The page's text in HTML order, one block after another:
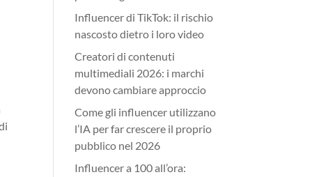
Influencer di TikTok: il rischio
nascosto dietro i loro video
Creatori di contenuti
multimediali 2026: i marchi
devono cambiare approccio
Come gli influencer utilizzano
l’IA per far crescere il proprio
pubblico nel 2026
Influencer a 100 all’ora: